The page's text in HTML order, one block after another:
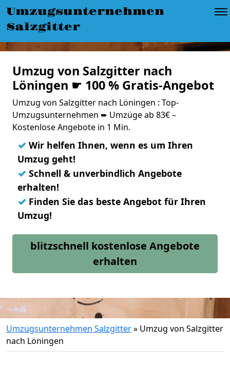
Umzugsunternehmen
Salzgitter
Umzug von Salzgitter nach
Löningen ☛ 100 % Gratis-Angebot
Umzug von Salzgitter nach Löningen : Top-
Umzugsunternehmen ➨ Umzüge ab 83€ –
Kostenlose Angebote in 1 Min.
✓ Wir helfen Ihnen, wenn es um Ihren
Umzug geht!
✓ Schnell & unverbindlich Angebote
erhalten!
✓ Finden Sie das beste Angebot für Ihren
Umzug!
blitzschnell kostenlose Angebote
erhalten
Umzugsunternehmen Salzgitter» Umzug von Salzgitter
nach Löningen